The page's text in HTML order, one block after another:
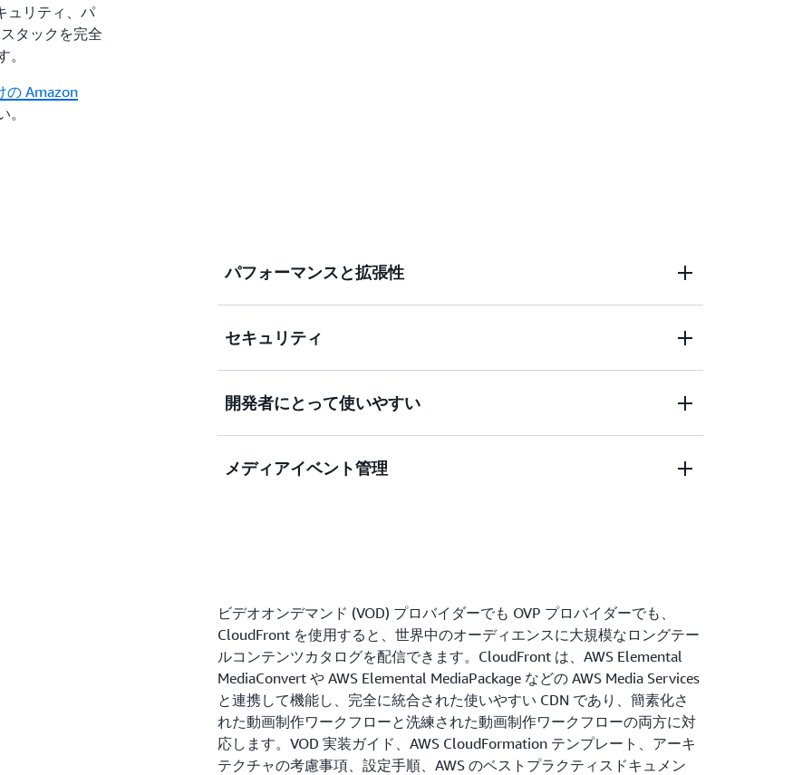
ュリティ、パ
タックを完全
の Amazon
パフォーマンスと拡張性
Amazon CloudFront は、動画配信に超低レイテンシーのパフォーマン
ウェアアーキテクチャにより、CloudFront はアダプティブビットレー
適化などの動画ワークロード機能により、CloudFront はストリームを
セキュリティ
します。暗号化と証明書管理のサポート、ジオブロッキング、署名付
き URL や Cookie などのコンテンツアクセス制御、
を介した
ともシームレスに連携し、プロアクティブなセキュリティ、DDoS 保
護、およびその他の攻撃の軽減を提供して、注目の動画ストリームを
実行し、アクセスできるようにします。
開発者にとって使いやすい
統合と機能があります。Amazon S3 や AWS Elemental MediaStore、
きます。
Lambda@Edge
のようなプログラマビリティとコンピューティングサービスにより、
CloudFront のリクエスト/レスポンスイベントによってトリガーされ
る高度なエッジロジックが可能になります。これらの構成ブロックを
使用して、認証、資格、マニフェストトークン化、および発信元の選
択を作成し、メディアアプリケーションをパーソナライズします。
メディアイベント管理
ト、テスト計画の推奨事項、運用ランブック、イベント前の練習の実
行、作戦指令室におけるイベント当日のサポートをもって、メディア
アプリケーションの計画およびデプロイのフェーズを通じてガイド付
きサポートを提供します。これは、Amazon CloudFront や
AWS Media Services
などの複数のメディア関連サービス間で調整できます。MEM を使用す
ると、CloudFront の容量を予約して、イベントの容量を確保できま
す。
ビデオオンデマンド (VOD) プロバイダーでも OVP プロバイダーでも、
CloudFront を使用すると、世界中のオーディエンスに大規模なロングテー
ルコンテンツカタログを配信できます。CloudFront は、AWS Elemental
MediaConvert や AWS Elemental MediaPackage などの AWS Media Services
と連携して機能し、完全に統合された使いやすい CDN であり、簡素化さ
れた動画制作ワークフローと洗練された動画制作ワークフローの両方に対
応します。VOD 実装ガイド、AWS CloudFormation テンプレート、アーキ
テクチャの考慮事項、設定手順、AWS のベストプラクティスドキュメン